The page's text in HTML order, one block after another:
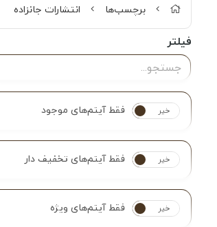
برچسب‌ها انتشارات جانزاده
فیلتر
بله خیر فقط آیتم‌های موجود
بله خیر فقط آیتم‌های تخفیف دار
بله خیر فقط آیتم‌های ویژه